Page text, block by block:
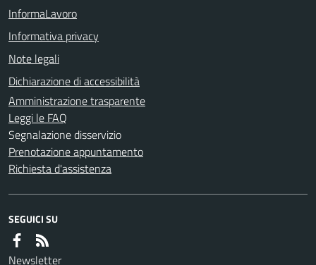
InformaLavoro
Informativa privacy
Note legali
Dichiarazione di accessibilità
Amministrazione trasparente
Leggi le FAQ
Segnalazione disservizio
Prenotazione appuntamento
Richiesta d'assistenza
SEGUICI SU
Newsletter